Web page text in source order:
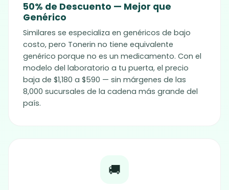
50% de Descuento — Mejor que
Genérico
Similares se especializa en genéricos de bajo
costo, pero Tonerin no tiene equivalente
genérico porque no es un medicamento. Con el
modelo del laboratorio a tu puerta, el precio
baja de $1,180 a $590 — sin márgenes de las
8,000 sucursales de la cadena más grande del
país.
🚚